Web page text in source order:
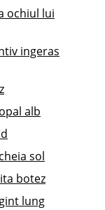
ochiul lui
ingeras
alb
sol
botez
lung